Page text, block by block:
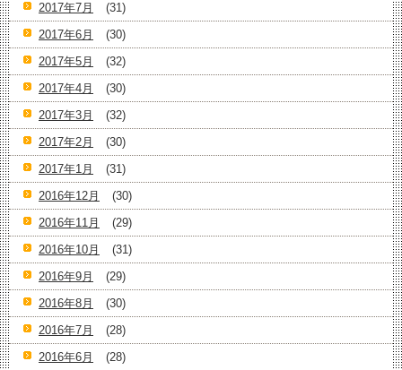
2017年7月
(31)
2017年6月
(30)
2017年5月
(32)
2017年4月
(30)
2017年3月
(32)
2017年2月
(30)
2017年1月
(31)
2016年12月
(30)
2016年11月
(29)
2016年10月
(31)
2016年9月
(29)
2016年8月
(30)
2016年7月
(28)
2016年6月
(28)